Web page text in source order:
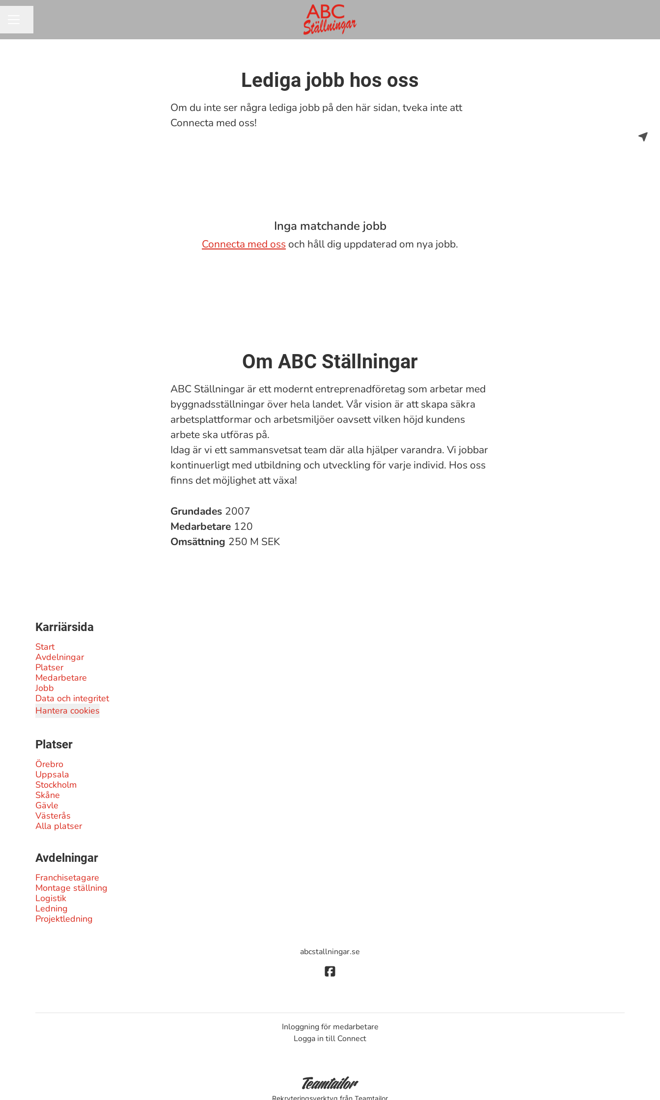
Lediga jobb hos oss
Om du inte ser några lediga jobb på den här sidan, tveka inte att
Connecta med oss!
Inga matchande jobb
Connecta med oss och håll dig uppdaterad om nya jobb.
Om ABC Ställningar
ABC Ställningar är ett modernt entreprenadföretag som arbetar med
byggnadsställningar över hela landet. Vår vision är att skapa säkra
arbetsplattformar och arbetsmiljöer oavsett vilken höjd kundens
arbete ska utföras på.
Idag är vi ett sammansvetsat team där alla hjälper varandra. Vi jobbar
kontinuerligt med utbildning och utveckling för varje individ. Hos oss
finns det möjlighet att växa!
Grundades 2007
Medarbetare 120
Omsättning 250 M SEK
Karriärsida
Start
Avdelningar
Platser
Medarbetare
Jobb
Data och integritet
Hantera cookies
Platser
Örebro
Uppsala
Stockholm
Skåne
Gävle
Västerås
Alla platser
Avdelningar
Franchisetagare
Montage ställning
Logistik
Ledning
Projektledning
abcstallningar.se
Inloggning för medarbetare
Logga in till Connect
Rekryteringsverktyg från Teamtailor